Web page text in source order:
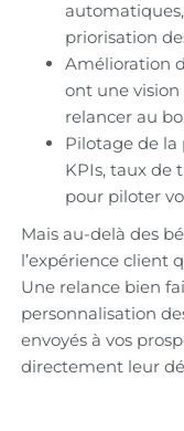
priorisation
Amélioration
ont une
relancer au
Pilotage de la
KPIs, taux de
pour piloter
Mais au-delà des
l’expérience client
Une relance bien
personnalisation
envoyés à vos
directement leur